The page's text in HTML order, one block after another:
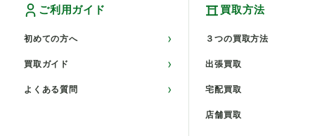
ご利用ガイド
初めての方へ
買取ガイド
よくある質問
買取方法
３つの買取方法
出張買取
宅配買取
店舗買取